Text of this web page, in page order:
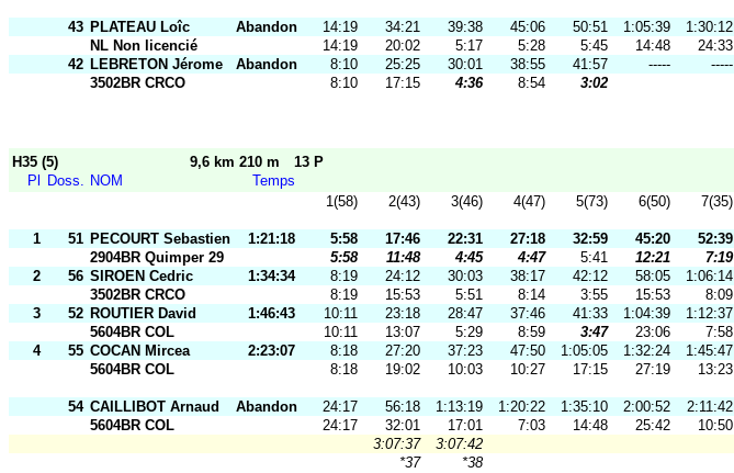
43 PLATEAU Loîc Abandon 14:19 34:21 39:38 45:06 50:51 1:05:39 1:30:12
NL Non licencié
14:19 20:02 5:17 5:28 5:45 14:48 24:33
42 LEBRETON Jérome Abandon 8:10 25:25 30:01 38:55 41:57 ----- -----
3502BR CRCO
8:10 17:15 4:36 8:54 3:02
H35 (5) 9,6 km 210 m
13 P
Pl
Doss. NOM
Temps
1(58)
2(43) 3(46) 4(47) 5(73) 6(50) 7(35)
1 51 PECOURT Sebastien 1:21:18 5:58 17:46 22:31 27:18 32:59 45:20 52:39
2904BR Quimper 29
5:58 11:48 4:45 4:47 5:41 12:21 7:19
2
56 SIROEN Cedric 1:34:34 8:19 24:12 30:03 38:17 42:12 58:05 1:06:14
3502BR CRCO
8:19 15:53 5:51 8:14 3:55 15:53 8:09
3
52 ROUTIER David 1:46:43 10:11 23:18 28:47 37:46 41:33 1:04:39 1:12:37
5604BR COL
10:11 13:07 5:29 8:59 3:47 23:06 7:58
4
55 COCAN Mircea 2:23:07 8:18 27:20 37:23 47:50 1:05:05 1:32:24 1:45:47
5604BR COL
8:18 19:02 10:03 10:27 17:15 27:19 13:23
54 CAILLIBOT Arnaud Abandon 24:17 56:18 1:13:19 1:20:22 1:35:10 2:00:52 2:11:42
5604BR COL
24:17 32:01 17:01 7:03 14:48 25:42 10:50
3:07:37
3:07:42
*37
*38